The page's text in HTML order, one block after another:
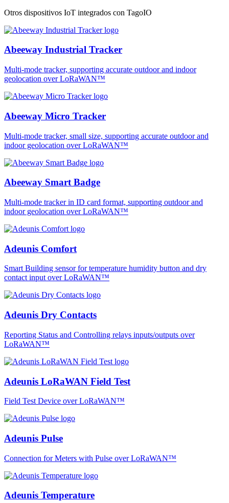
Otros dispositivos IoT integrados con TagoIO
Abeeway Industrial Tracker
Multi-mode tracker, supporting accurate outdoor and indoor
geolocation over LoRaWAN™
Abeeway Micro Tracker
Multi-mode tracker, small size, supporting accurate outdoor and
indoor geolocation over LoRaWAN™
Abeeway Smart Badge
Multi-mode tracker in ID card format, supporting outdoor and
indoor geolocation over LoRaWAN™
Adeunis Comfort
Smart Building sensor for temperature humidity button and dry
contact input over LoRaWAN™
Adeunis Dry Contacts
Reporting Status and Controlling relays inputs/outputs over
LoRaWAN™
Adeunis LoRaWAN Field Test
Field Test Device over LoRaWAN™
Adeunis Pulse
Connection for Meters with Pulse over LoRaWAN™
Adeunis Temperature